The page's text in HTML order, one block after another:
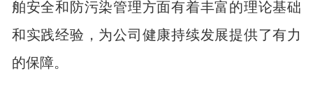
舶安全和防污染管理方面有着丰富的理论基础
和实践经验，为公司健康持续发展提供了有力
的保障。